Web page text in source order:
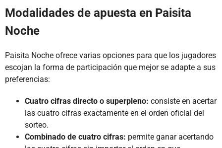
Modalidades de apuesta en Paisita
Noche
Paisita Noche ofrece varias opciones para que los jugadores
escojan la forma de participación que mejor se adapte a sus
preferencias:
Cuatro cifras directo o superpleno: consiste en acertar
las cuatro cifras exactamente en el orden oficial del
sorteo.
Combinado de cuatro cifras: permite ganar acertando